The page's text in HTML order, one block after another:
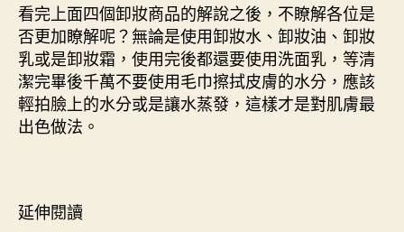
看完上面四個卸妝商品的解說之後，不瞭解各位是
否更加瞭解呢？無論是使用卸妝水、卸妝油、卸妝
乳或是卸妝霜，使用完後都還要使用洗面乳，等清
潔完畢後千萬不要使用毛巾擦拭皮膚的水分，應該
輕拍臉上的水分或是讓水蒸發，這樣才是對肌膚最
出色做法。
延伸閱讀